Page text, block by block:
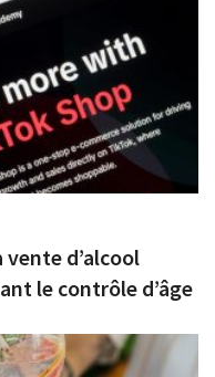
vente d’alcool
le contrôle d’âge